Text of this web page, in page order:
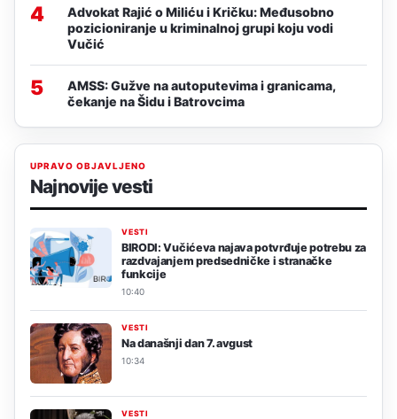
4
Advokat Rajić o Miliću i Kričku: Međusobno
pozicioniranje u kriminalnoj grupi koju vodi
Vučić
5
AMSS: Gužve na autoputevima i granicama,
čekanje na Šidu i Batrovcima
UPRAVO OBJAVLJENO
Najnovije vesti
VESTI
BIRODI: Vučićeva najava potvrđuje potrebu za
razdvajanjem predsedničke i stranačke
funkcije
10:40
VESTI
Na današnji dan 7. avgust
10:34
VESTI